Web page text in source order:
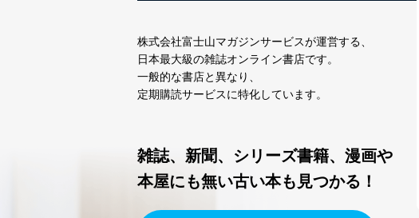
株式会社富士山マガジンサービス
代表取締役会長 西野 伸一郎
個人情報の取扱いについて
当社は以下の個人情報保護管理者を設
いたします。
東京都渋谷区南平台町16-11
株式会社富士山マガジンサービスが運営する、
日本最大級の雑誌オンライン書店です。
一般的な書店と異なり、
定期購読サービスに特化しています。
雑誌、新聞、シリーズ書籍、漫画や
本屋にも無い古い本も見つかる！